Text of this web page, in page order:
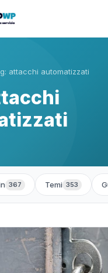
attacchi automatizzati
367 Temi 353